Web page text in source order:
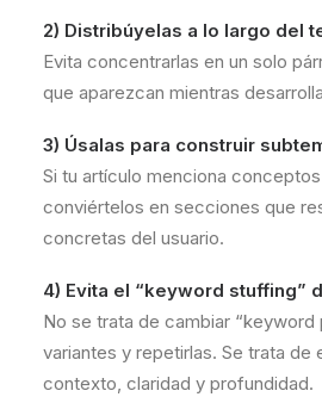
2) Distribúyelas a lo largo del
Evita concentrarlas en un solo
que aparezcan mientras
3) Úsalas para construir
Si tu artículo menciona
conviértelos en secciones que
concretas del usuario.
4) Evita el “keyword stuffing”
No se trata de cambiar “keyword
variantes y repetirlas. Se trata de
contexto, claridad y profundidad.